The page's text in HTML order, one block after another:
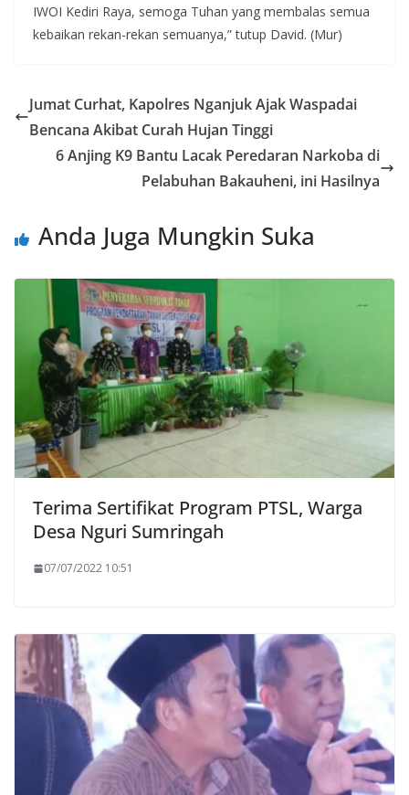
IWOI Kediri Raya, semoga Tuhan yang membalas semua
kebaikan rekan-rekan semuanya,” tutup David. (Mur)
Jumat Curhat, Kapolres Nganjuk Ajak Waspadai
Bencana Akibat Curah Hujan Tinggi
6 Anjing K9 Bantu Lacak Peredaran Narkoba di
Pelabuhan Bakauheni, ini Hasilnya
Anda Juga Mungkin Suka
Terima Sertifikat Program PTSL, Warga
Desa Nguri Sumringah
07/07/2022 10:51